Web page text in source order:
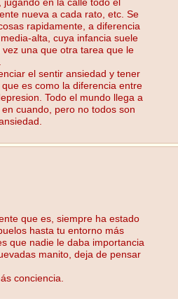
nueva a cada rato, etc. Se
rapidamente, a diferencia
alta, cuya infancia suele
una que otra tarea que le
el sentir ansiedad y tener
es como la diferencia entre
Todo el mundo llega a
cuando, pero no todos son
que es, siempre ha estado
hasta tu entorno más
que nadie le daba importancia
manito, deja de pensar
conciencia.